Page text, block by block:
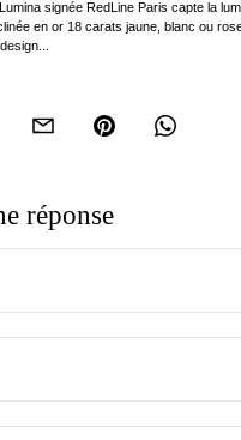
Lumina signée RedLine Paris capte la
en or 18 carats jaune, blanc ou
email pinterest whatsapp
réponse